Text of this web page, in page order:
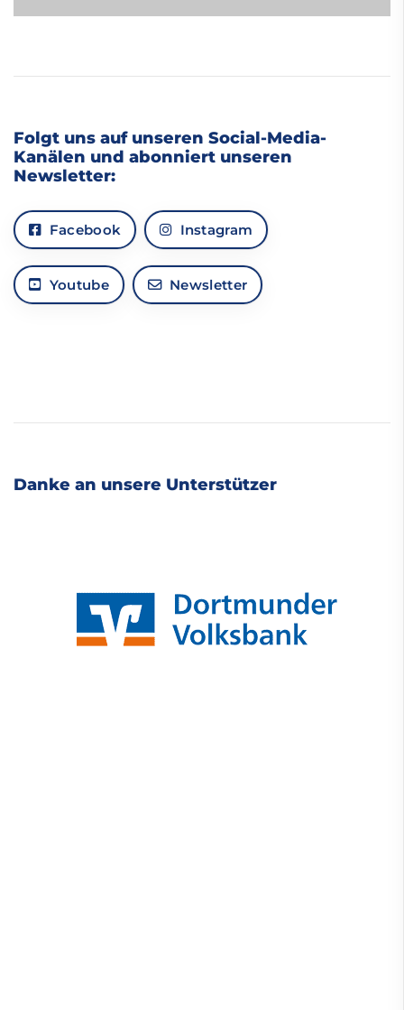
Folgt uns auf unseren Social-Media-
Kanälen und abonniert unseren
Newsletter:
Facebook Instagram
Youtube Newsletter
Danke an unsere Unterstützer